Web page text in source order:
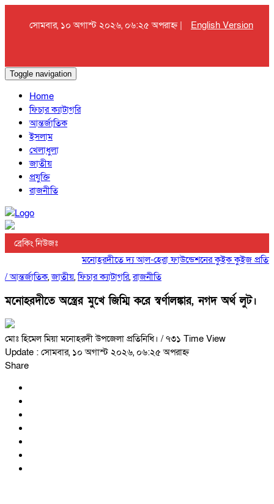
সোমবার, ১০ অগাস্ট ২০২৬, ০৬:২৫ অপরাহ্ন | English Version
Toggle navigation
Home
ফিচার ক্যাটাগরি
আন্তর্জাতিক
ইসলাম
খেলাধুলা
জাতীয়
প্রযুক্তি
রাজনীতি
ব্রেকিং নিউজঃ
মনোহরদীতে দ্য আল-হেরা ফাউন্ডেশনের কুইক কুইজ
/আন্তর্জাতিক,জাতীয়,ফিচার ক্যাটাগরি,রাজনীতি
মনোহরদীতে অস্ত্রের মুখে জিম্মি করে স্বর্ণালঙ্কার, নগদ অর্থ লুট।
মোঃ হিমেল মিয়া মনোহরদী উপজেলা প্রতিনিধি। / ৭৩১ Time View
Update : সোমবার, ১০ অগাস্ট ২০২৬, ০৬:২৫ অপরাহ্ন
Share